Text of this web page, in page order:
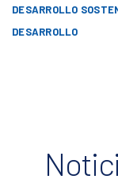
DESARROLLO
DESARROLLO